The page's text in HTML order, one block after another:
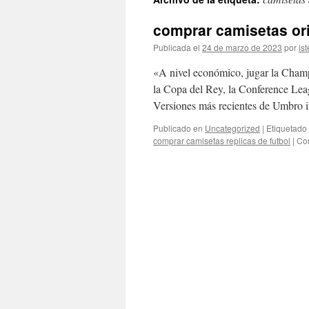
contenido
comprar camisetas
Publicada el 24 de marzo de 2023 por
«A nivel económico, jugar la
la Copa del Rey, la Conference
Versiones más recientes de
Publicado en Uncategorized | Etiquetado
comprar camisetas replicas de futbol |